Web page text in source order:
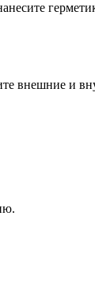
внешние и